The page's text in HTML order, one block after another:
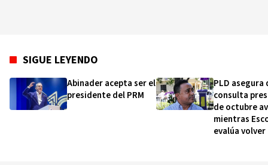
SIGUE LEYENDO
Abinader acepta ser el
presidente del PRM
PLD asegura
consulta
de octubre
mientras
evalúa volver